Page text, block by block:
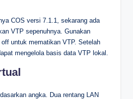
COS versi 7.1.1, sekarang ada
VTP sepenuhnya. Gunakan
untuk mematikan VTP. Setelah
mengelola basis data VTP lokal.
angka. Dua rentang LAN